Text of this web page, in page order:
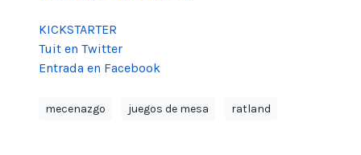
KICKSTARTER
Tuit en Twitter
Entrada en Facebook
mecenazgo juegos de mesa ratland